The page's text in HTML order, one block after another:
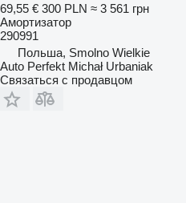
69,55 € 300 PLN ≈ 3 561 грн
Амортизатор
290991
Польша, Smolno Wielkie
Auto Perfekt Michał Urbaniak
Связаться с продавцом